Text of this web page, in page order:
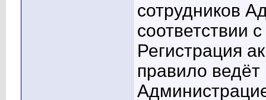
сотрудников
соответствии
Регистрация
правило ведёт